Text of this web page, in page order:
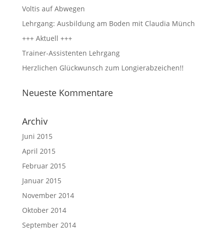
Voltis auf Abwegen
Lehrgang: Ausbildung am Boden mit Claudia Münch
+++ Aktuell +++
Trainer-Assistenten Lehrgang
Herzlichen Glückwunsch zum Longierabzeichen!!
Neueste Kommentare
Archiv
Juni 2015
April 2015
Februar 2015
Januar 2015
November 2014
Oktober 2014
September 2014